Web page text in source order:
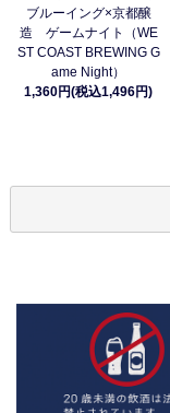
ブルーイング×京都醸
造 ゲームナイト（WE
ST COAST BREWING G
ame Night）
1,360円(税込1,496円)